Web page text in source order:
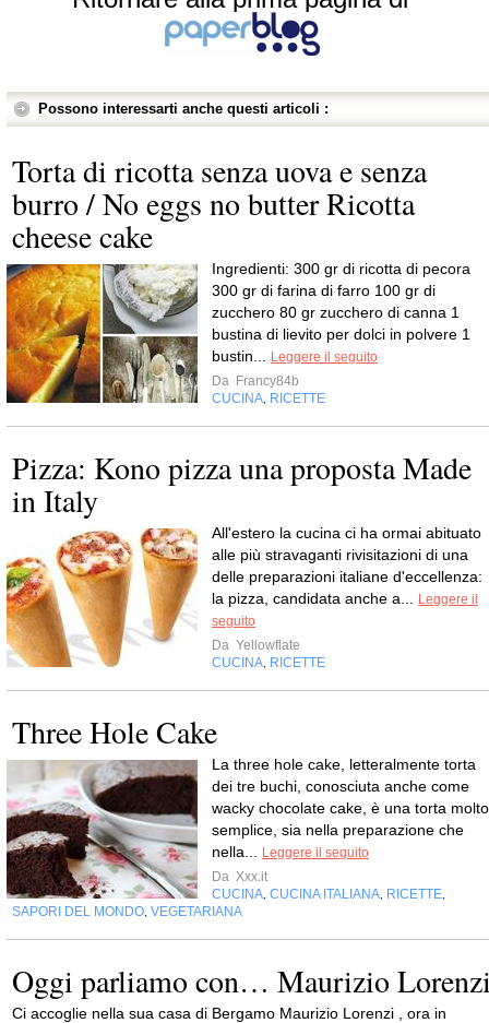
Possono interessarti anche questi articoli :
Torta di ricotta senza uova e senza
burro / No eggs no butter Ricotta
cheese cake
Ingredienti: 300 gr di ricotta di pecora
300 gr di farina di farro 100 gr di
zucchero 80 gr zucchero di canna 1
bustina di lievito per dolci in polvere 1
bustin...
Leggere il seguito
Da Francy84b
CUCINA RICETTE
Pizza: Kono pizza una proposta Made
in Italy
All'estero la cucina ci ha ormai abituato
alle più stravaganti rivisitazioni di una
delle preparazioni italiane d'eccellenza:
la pizza, candidata anche a...
Leggere il
seguito
Da Yellowflate
CUCINA RICETTE
Three Hole Cake
La three hole cake, letteralmente torta
dei tre buchi, conosciuta anche come
wacky chocolate cake, è una torta molto
semplice, sia nella preparazione che
nella...
Leggere il seguito
Da Xxx.it
CUCINA CUCINA ITALIANA RICETTE
SAPORI DEL MONDO VEGETARIANA
Oggi parliamo con… Maurizio
Ci accoglie nella sua casa di Bergamo Maurizio Lorenzi , ora in